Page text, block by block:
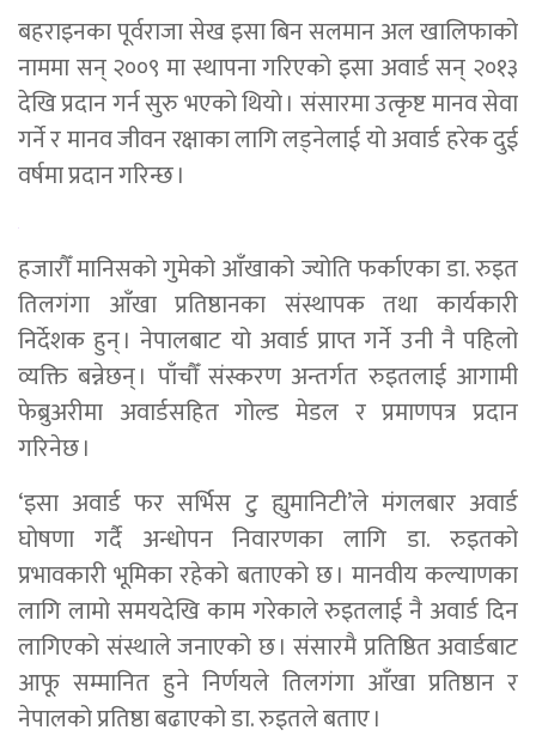
बहराइनका पूर्वराजा सेख इसा बिन सलमान अल खालिफाको
नाममा सन् २००९ मा स्थापना गरिएको इसा अवार्ड सन् २०१३
देखि प्रदान गर्न सुरु भएको थियो । संसारमा उत्कृष्ट मानव सेवा
गर्ने र मानव जीवन रक्षाका लागि लड्नेलाई यो अवार्ड हरेक दुई
वर्षमा प्रदान गरिन्छ ।
हजारौँ मानिसको गुमेको आँखाको ज्योति फर्काएका डा. रुइत
तिलगंगा आँखा प्रतिष्ठानका संस्थापक तथा कार्यकारी
निर्देशक हुन् । नेपालबाट यो अवार्ड प्राप्त गर्ने उनी नै पहिलो
व्यक्ति बन्नेछन् । पाँचौँ संस्करण अन्तर्गत रुइतलाई आगामी
फेब्रुअरीमा अवार्डसहित गोल्ड मेडल र प्रमाणपत्र प्रदान
गरिनेछ ।
‘इसा अवार्ड फर सर्भिस टु ह्युमानिटी’ले मंगलबार अवार्ड
घोषणा गर्दै अन्धोपन निवारणका लागि डा. रुइतको
प्रभावकारी भूमिका रहेको बताएको छ । मानवीय कल्याणका
लागि लामो समयदेखि काम गरेकाले रुइतलाई नै अवार्ड दिन
लागिएको संस्थाले जनाएको छ । संसारमै प्रतिष्ठित अवार्डबाट
आफू सम्मानित हुने निर्णयले तिलगंगा आँखा प्रतिष्ठान र
नेपालको प्रतिष्ठा बढाएको डा. रुइतले बताए ।